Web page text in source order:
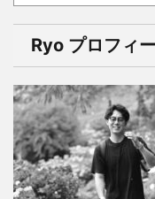
Ryo プロフィ